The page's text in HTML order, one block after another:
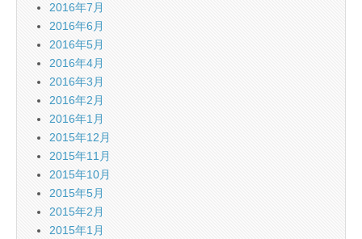
2016年7月
2016年6月
2016年5月
2016年4月
2016年3月
2016年2月
2016年1月
2015年12月
2015年11月
2015年10月
2015年5月
2015年2月
2015年1月